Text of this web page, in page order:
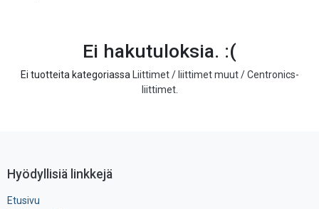
Ei hakutuloksia. :(
Ei tuotteita kategoriassa
Liittimet / liittimet muut / Centronics-
liittimet.
Hyödyllisiä linkkejä
Etusivu